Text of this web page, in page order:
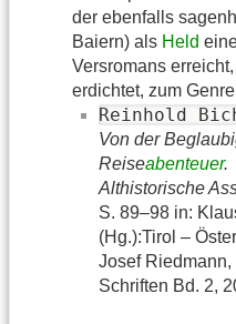
der ebenfalls
Baiern) als Held
Versromans
erdichtet, zum
Reinhold
Von der
Reiseabenteuer.
Althistorische
S. 89–98 in:
(Hg.):Tirol –
Josef Riedmann,
Schriften Bd. 2,